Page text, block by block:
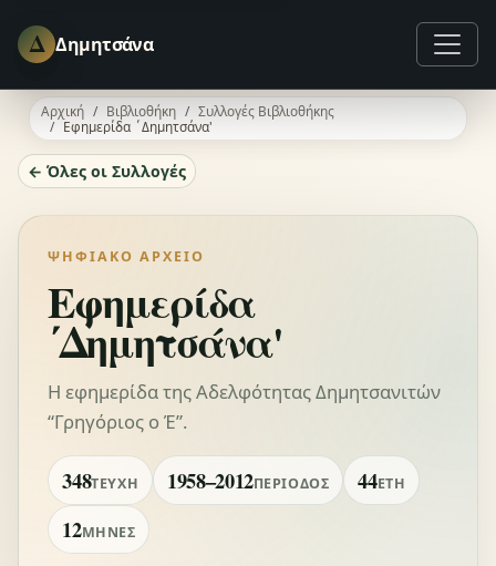
Δ Δημητσάνα
Αρχική Βιβλιοθήκη
Συλλογές Βιβλιοθήκης
Εφημερίδα ΄Δημητσάνα'
← Όλες οι Συλλογές
ΨΗΦΙΑΚΌ ΑΡΧΕΊΟ
Εφημερίδα
΄Δημητσάνα'
Η εφημερίδα της Αδελφότητας Δημητσανιτών
“Γρηγόριος ο Έ”.
348ΤΕΎΧΗ 1958–2012ΠΕΡΊΟΔΟΣ 44ΈΤΗ
12ΜΉΝΕΣ